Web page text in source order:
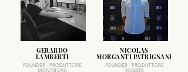
GERARDO
LAMBERTI
FOUNDER - PRODUTTORE
MONTATORE
NICOLAS
MORGANTI PATRIGNANI
FOUNDER - PRODUTTORE
REGISTA